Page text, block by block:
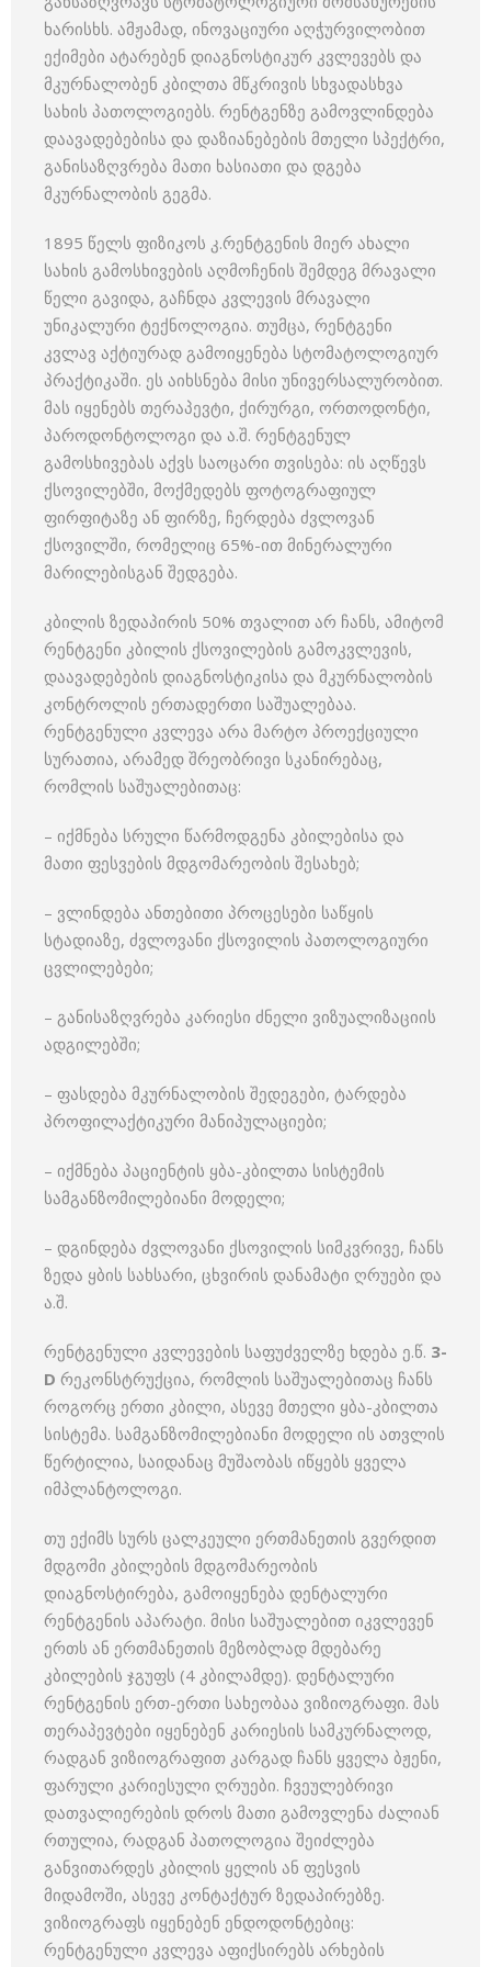
ხარისხს. ამჟამად, ინოვაციური აღჭურვილობით
ექიმები ატარებენ დიაგნოსტიკურ კვლევებს და
მკურნალობენ კბილთა მწკრივის სხვადასხვა
სახის პათოლოგიებს. რენტგენზე გამოვლინდება
დაავადებებისა და დაზიანებების მთელი სპექტრი,
განისაზღვრება მათი ხასიათი და დგება
მკურნალობის გეგმა.
1895 წელს ფიზიკოს კ.რენტგენის მიერ ახალი
სახის გამოსხივების აღმოჩენის შემდეგ მრავალი
წელი გავიდა, გაჩნდა კვლევის მრავალი
უნიკალური ტექნოლოგია. თუმცა, რენტგენი
კვლავ აქტიურად გამოიყენება სტომატოლოგიურ
პრაქტიკაში. ეს აიხსნება მისი უნივერსალურობით.
მას იყენებს თერაპევტი, ქირურგი, ორთოდონტი,
პაროდონტოლოგი და ა.შ. რენტგენულ
გამოსხივებას აქვს საოცარი თვისება: ის აღწევს
ქსოვილებში, მოქმედებს ფოტოგრაფიულ
ფირფიტაზე ან ფირზე, ჩერდება ძვლოვან
ქსოვილში, რომელიც 65%-ით მინერალური
მარილებისგან შედგება.
კბილის ზედაპირის 50% თვალით არ ჩანს, ამიტომ
რენტგენი კბილის ქსოვილების გამოკვლევის,
დაავადებების დიაგნოსტიკისა და მკურნალობის
კონტროლის ერთადერთი საშუალებაა.
რენტგენული კვლევა არა მარტო პროექციული
სურათია, არამედ შრეობრივი სკანირებაც,
რომლის საშუალებითაც:
– იქმნება სრული წარმოდგენა კბილებისა და
მათი ფესვების მდგომარეობის შესახებ;
– ვლინდება ანთებითი პროცესები საწყის
სტადიაზე, ძვლოვანი ქსოვილის პათოლოგიური
ცვლილებები;
– განისაზღვრება კარიესი ძნელი ვიზუალიზაციის
ადგილებში;
– ფასდება მკურნალობის შედეგები, ტარდება
პროფილაქტიკური მანიპულაციები;
– იქმნება პაციენტის ყბა-კბილთა სისტემის
სამგანზომილებიანი მოდელი;
– დგინდება ძვლოვანი ქსოვილის სიმკვრივე, ჩანს
ზედა ყბის სახსარი, ცხვირის დანამატი ღრუები და
ა.შ.
რენტგენული კვლევების საფუძველზე ხდება ე.წ. 3-
D რეკონსტრუქცია, რომლის საშუალებითაც ჩანს
როგორც ერთი კბილი, ასევე მთელი ყბა-კბილთა
სისტემა. სამგანზომილებიანი მოდელი ის ათვლის
წერტილია, საიდანაც მუშაობას იწყებს ყველა
იმპლანტოლოგი.
თუ ექიმს სურს ცალკეული ერთმანეთის გვერდით
მდგომი კბილების მდგომარეობის
დიაგნოსტირება, გამოიყენება დენტალური
რენტგენის აპარატი. მისი საშუალებით იკვლევენ
ერთს ან ერთმანეთის მეზობლად მდებარე
კბილების ჯგუფს (4 კბილამდე). დენტალური
რენტგენის ერთ-ერთი სახეობაა ვიზიოგრაფი. მას
თერაპევტები იყენებენ კარიესის სამკურნალოდ,
რადგან ვიზიოგრაფით კარგად ჩანს ყველა ბჟენი,
ფარული კარიესული ღრუები. ჩვეულებრივი
დათვალიერების დროს მათი გამოვლენა ძალიან
რთულია, რადგან პათოლოგია შეიძლება
განვითარდეს კბილის ყელის ან ფესვის
მიდამოში, ასევე კონტაქტურ ზედაპირებზე.
ვიზიოგრაფს იყენებენ ენდოდონტებიც:
რენტგენული კვლევა აფიქსირებს არხების